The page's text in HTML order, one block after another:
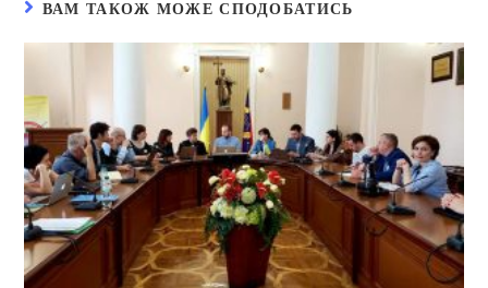
ВАМ ТАКОЖ МОЖЕ СПОДОБАТИСЬ